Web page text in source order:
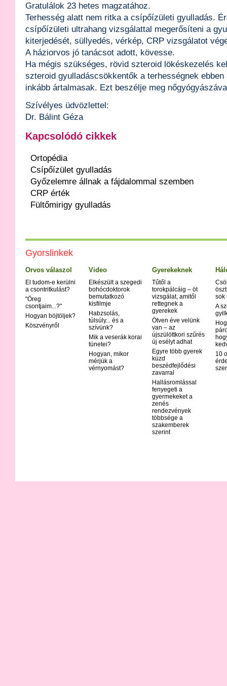
Gratulálok 23 hetes magzatához.
Terhesség alatt nem ritka a csípőízületi gyulladás.
csípőízületi ultrahang vizsgálattal megerősíteni a
kiterjedését, süllyedés, vérkép, CRP vizsgálatot
A háziorvos jó tanácsot adott, kövesse.
Ha mégis szükséges, rövid szteroid lökéskezelés
szteroid gyulladáscsökkentők a terhességnek
inkább ártalmasak. Ezt beszélje meg
Szívélyes üdvözlettel:
Dr. Bálint Géza
Kapcsolódó cikkek
Ortopédia
Csípőízület gyulladás
Győzelemre állnak a fájdalommal szemben
CRP érték
Fültőmirigy gyulladás
Gyorslinkek
Orvos válaszol
El tudom-e kerülni
a csontritkulást?
"Öreg
csontjaim...?"
Hogyan böjtöljek?
Köszvényről
Video
Elkészült a szegedi
bohócdoktorok
bemutatkozó
kisfilmje
Habzsolás,
túlsúly... és a
szívünk?
Mik a veserák korai
tünetei?
Hogyan, mikor
mérjük a
vérnyomást?
Gyerekeknek
Tűtől a
torokpálcáig – öt
vizsgálat, amitől
rettegnek a
gyerekek
Ötven éve velünk
van – az
újszülöttkori szűrés
új esélyt adhat
Egyre több gyerek
küzd
beszédfejlődési
zavarral
Hallásromlással
fenyegeti a
gyermekeket a
zenés
rendezvények
többsége a
szakemberek
szerint
sok
A
10